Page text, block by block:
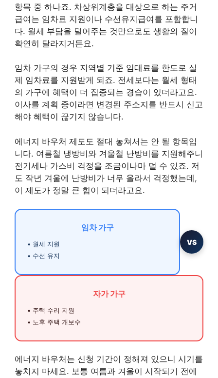
항목 중 하나죠. 차상위계층을 대상으로 하는 주거
급여는 임차료 지원이나 수선유지급여를 포함합니
다. 월세 부담을 덜어주는 것만으로도 생활의 질이
확연히 달라지거든요.
임차 가구의 경우 지역별 기준 임대료를 한도로 실
제 임차료를 지원받게 되죠. 전세보다는 월세 형태
의 가구에 혜택이 더 집중되는 경습이 있더라고요.
이사를 계획 중이라면 변경된 주소지를 반드시 신고
해야 혜택이 끊기지 않습니다.
에너지 바우처 제도도 절대 놓쳐서는 안 될 항목입
니다. 여름철 냉방비와 겨울철 난방비를 지원해주니
전기세나 가스비 걱정을 조금이나마 덜 수 있죠. 저
도 작년 겨울에 난방비가 너무 올라서 걱정했는데,
이 제도가 정말 큰 힘이 되더라고요.
임차 가구
• 월세 지원
• 수선 유지
VS
자가 가구
• 주택 수리 지원
• 노후 주택 개보수
에너지 바우처는 신청 기간이 정해져 있으니 시기를
놓치지 마세요. 보통 여름과 겨울이 시작되기 전에